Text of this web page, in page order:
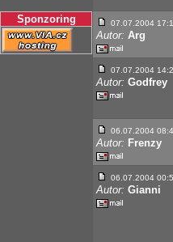
Sponzoring 07.07.2004
Autor: Arg
07.07.2004
Autor: Godfrey
06.07.2004
Autor: Frenzy
06.07.2004
Autor: Gianni